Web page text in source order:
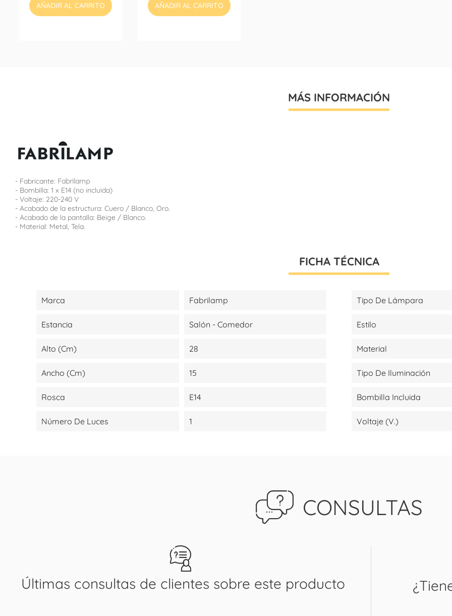
AÑADIR AL CARRITO AÑADIR AL CARRITO
MÁS INFORMACIÓN
- Fabricante: Fabrilamp
- Bombilla: 1 x E14 (no incluida)
- Voltaje: 220-240 V
- Acabado de la estructura: Cuero / Blanco, Oro.
- Acabado de la pantalla: Beige / Blanco.
- Material: Metal, Tela.
FICHA TÉCNICA
Marca Fabrilamp Tipo De Lámpara
Estancia Salón - Comedor Estilo
Alto (cm) 28 Material
Ancho (cm) 15 Tipo De Iluminación
Rosca E14 Bombilla Incluida
Número De Luces 1 Voltaje (V.)
CONSULTAS
Últimas consultas de clientes sobre este producto